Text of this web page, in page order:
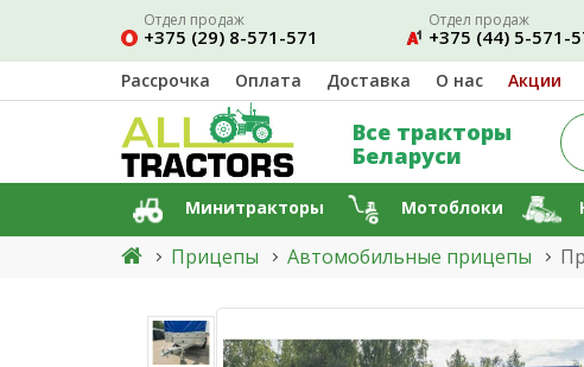
Отдел продаж
+375 (29) 8-571-571
Отдел продаж
+375 (44) 5-571-
Рассрочка Оплата Доставка О нас Акции
Все тракторы
Беларуси
Минитракторы Мотоблоки
Прицепы Автомобильные прицепы